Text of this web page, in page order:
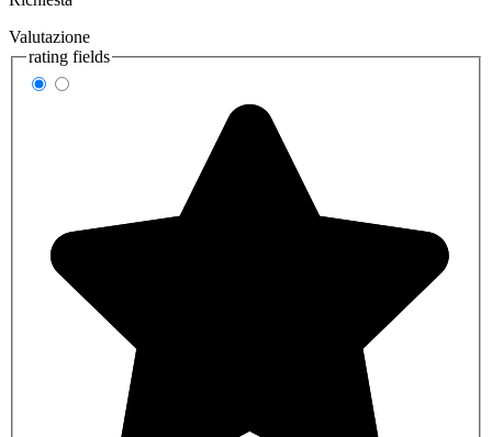
Valutazione
rating fields